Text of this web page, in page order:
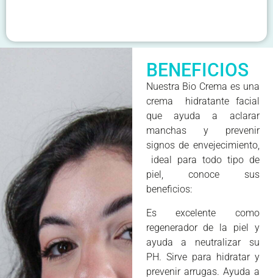
BENEFICIOS
Nuestra Bio Crema es una
crema hidratante facial
que ayuda a aclarar
manchas y prevenir
signos de envejecimiento,
ideal para todo tipo de
piel, conoce sus
beneficios:
Es excelente como
regenerador de la piel y
ayuda a neutralizar su
PH. Sirve para hidratar y
prevenir arrugas. Ayuda a